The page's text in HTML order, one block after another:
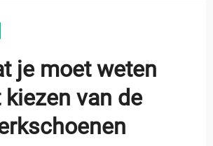
je moet weten
van de